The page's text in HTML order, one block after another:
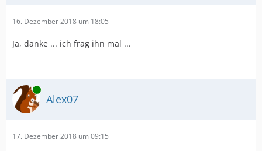
16. Dezember 2018 um 18:05
Ja, danke ... ich frag ihn mal ...
Online
Alex07
17. Dezember 2018 um 09:15